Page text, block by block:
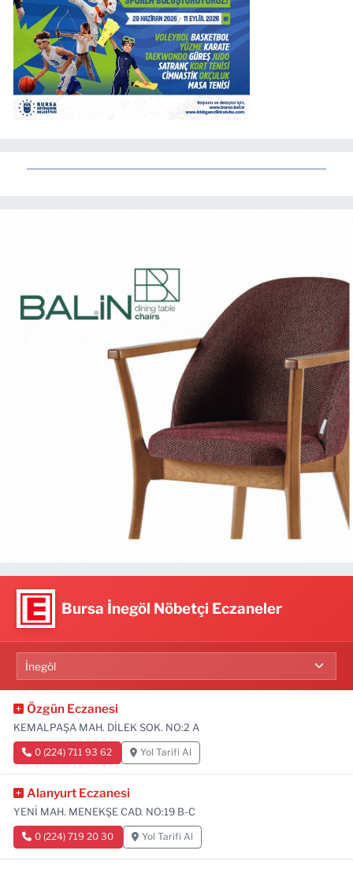
Bursa İnegöl Nöbetçi Eczaneler
Özgün Eczanesi
KEMALPAŞA MAH. DİLEK SOK. NO:2 A
0 (224) 711 93 62 Yol Tarifi Al
Alanyurt Eczanesi
YENİ MAH. MENEKŞE CAD. NO:19 B-C
0 (224) 719 20 30 Yol Tarifi Al